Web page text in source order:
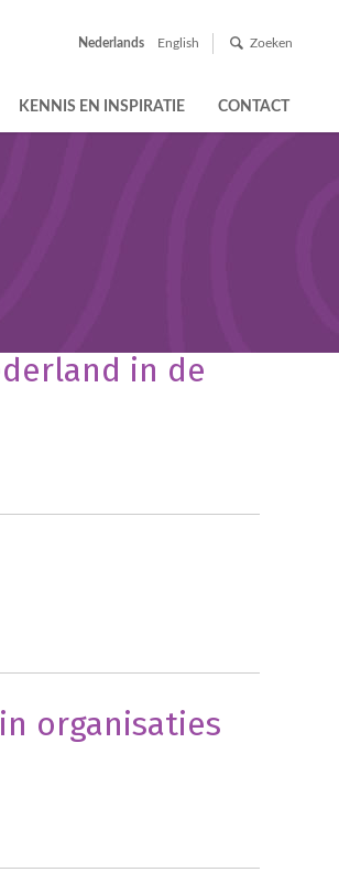
Nederlands English Zoeken
KENNIS EN INSPIRATIE CONTACT
in de
organisaties